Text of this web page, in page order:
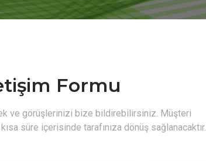
Formu
ve görüşlerinizi bize bildirebilirsiniz. Müşteri
süre içerisinde tarafınıza dönüş sağlanacaktır.